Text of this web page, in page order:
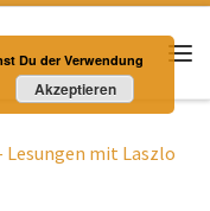
Lesungen mit Laszlo
Du der Verwendung
Akzeptieren